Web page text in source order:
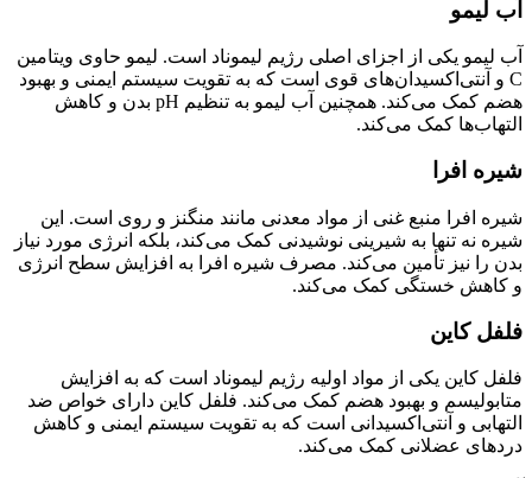
آب لیمو
آب لیمو یکی از اجزای اصلی رژیم لیموناد است. لیمو حاوی ویتامین
C و آنتی‌اکسیدان‌های قوی است که به تقویت سیستم ایمنی و بهبود
هضم کمک می‌کند. همچنین آب لیمو به تنظیم pH بدن و کاهش
التهاب‌ها کمک می‌کند.
شیره افرا
شیره افرا منبع غنی از مواد معدنی مانند منگنز و روی است. این
شیره نه تنها به شیرینی نوشیدنی کمک می‌کند، بلکه انرژی مورد نیاز
بدن را نیز تأمین می‌کند. مصرف شیره افرا به افزایش سطح انرژی
و کاهش خستگی کمک می‌کند.
فلفل کاین
فلفل کاین یکی از مواد اولیه رژیم لیموناد است که به افزایش
متابولیسم و بهبود هضم کمک می‌کند. فلفل کاین دارای خواص ضد
التهابی و آنتی‌اکسیدانی است که به تقویت سیستم ایمنی و کاهش
دردهای عضلانی کمک می‌کند.